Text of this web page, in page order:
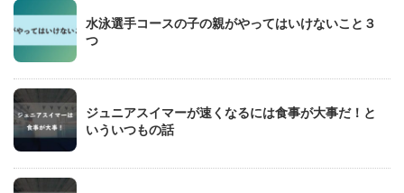
水泳選手コースの子の親がやってはいけないこと３
つ
ジュニアスイマーが速くなるには食事が大事だ！と
いういつもの話